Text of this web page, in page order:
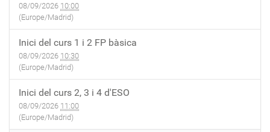
08/09/2026 10:00
(Europe/Madrid)
Inici del curs 1 i 2 FP bàsica
08/09/2026 10:30
(Europe/Madrid)
Inici del curs 2, 3 i 4 d'ESO
08/09/2026 11:00
(Europe/Madrid)